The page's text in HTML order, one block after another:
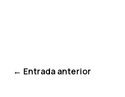
← Entrada anterior